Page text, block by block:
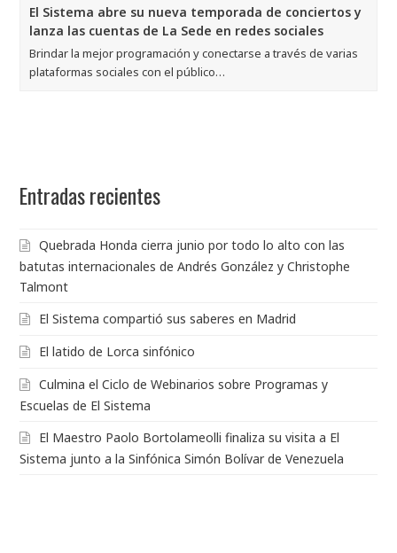
El Sistema abre su nueva temporada de conciertos y
lanza las cuentas de La Sede en redes sociales
Brindar la mejor programación y conectarse a través de varias
plataformas sociales con el público…
Entradas recientes
Quebrada Honda cierra junio por todo lo alto con las
batutas internacionales de Andrés González y Christophe
Talmont
El Sistema compartió sus saberes en Madrid
El latido de Lorca sinfónico
Culmina el Ciclo de Webinarios sobre Programas y
Escuelas de El Sistema
El Maestro Paolo Bortolameolli finaliza su visita a El
Sistema junto a la Sinfónica Simón Bolívar de Venezuela